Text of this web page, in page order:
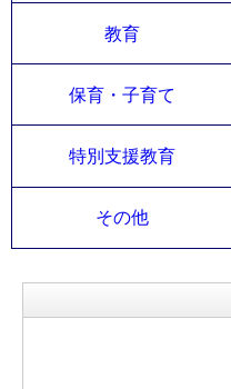
教育
保育・子育て
特別支援教育
その他